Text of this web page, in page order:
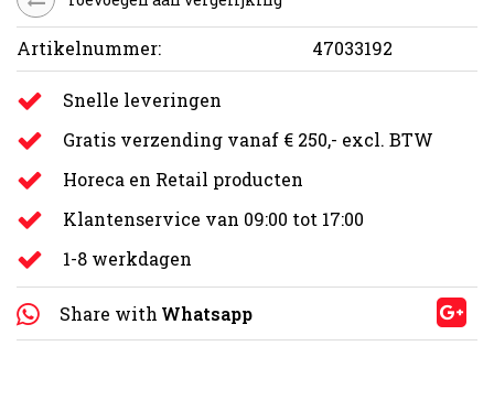
Artikelnummer: 47033192
Snelle leveringen
Gratis verzending vanaf € 250,- excl. BTW
Horeca en Retail producten
Klantenservice van 09:00 tot 17:00
1-8 werkdagen
Share with Whatsapp